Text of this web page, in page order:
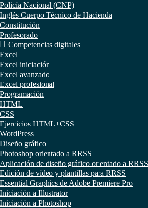
Policía Nacional (CNP)
Inglés Cuerpo Técnico de Hacienda
Constitución
Profesorado
Competencias digitales
Excel
Excel iniciación
Excel avanzado
Excel profesional
Programación
HTML
CSS
Ejercicios HTML+CSS
WordPress
Diseño gráfico
Photoshop orientado a RRSS
Aplicación de diseño gráfico orientado a RRSS
Edición de vídeo y plantillas para RRSS
Essential Graphics de Adobe Premiere Pro
Iniciación a Illustrator
Iniciación a Photoshop